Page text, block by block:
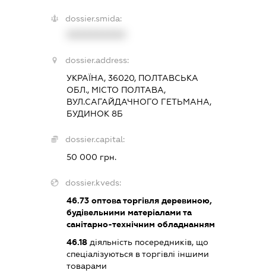
dossier.smida:
dossier.address:
УКРАЇНА, 36020, ПОЛТАВСЬКА
ОБЛ., МІСТО ПОЛТАВА,
ВУЛ.САГАЙДАЧНОГО ГЕТЬМАНА,
БУДИНОК 8Б
dossier.capital:
50 000 грн.
dossier.kveds:
46.73оптова торгівля деревиною,
будівельними матеріалами та
санітарно-технічним обладнанням
46.18діяльність посередників, що
спеціалізуються в торгівлі іншими
товарами